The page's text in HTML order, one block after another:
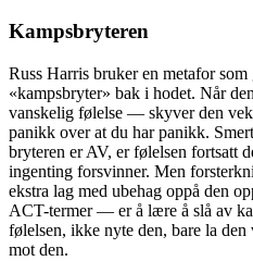
Kampsbryteren
Russ Harris bruker en metafor
«kampsbryter» bak i hodet. Når
vanskelig følelse — skyver den
panikk over at du har panikk.
bryteren er AV, er følelsen fortsatt
ingenting forsvinner. Men
ekstra lag med ubehag oppå den
ACT-termer — er å lære å slå av
følelsen, ikke nyte den, bare la
mot den.